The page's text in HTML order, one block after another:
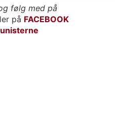
følg med på
på FACEBOOK